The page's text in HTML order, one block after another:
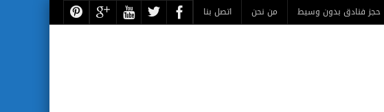
حجز فنادق بدون وسيط من نحن اتصل بنا